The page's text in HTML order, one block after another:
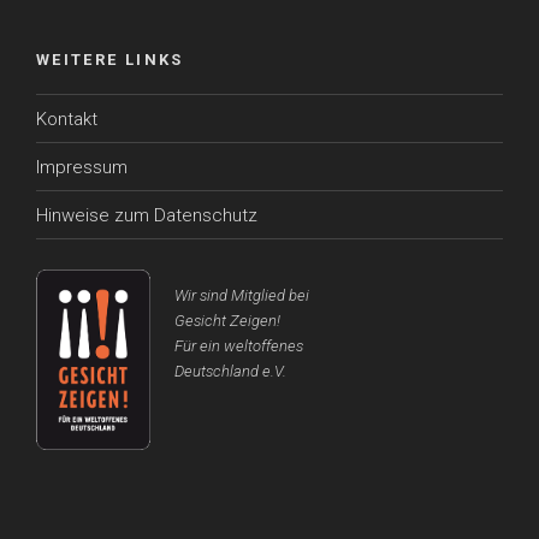
WEITERE LINKS
Kontakt
Impressum
Hinweise zum Datenschutz
Wir sind Mitglied bei
Gesicht Zeigen!
Für ein weltoffenes
Deutschland e.V.